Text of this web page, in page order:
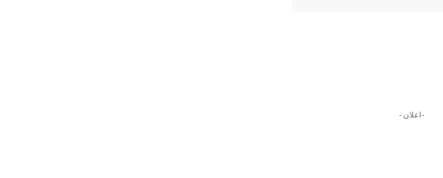
-اعلان -